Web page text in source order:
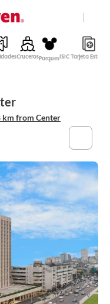
CrucerosParquesISIC Tarjeta
km from Center